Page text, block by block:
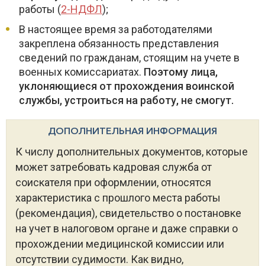
работы (2-НДФЛ);
В настоящее время за работодателями
закреплена обязанность представления
сведений по гражданам, стоящим на учете в
военных комиссариатах. Поэтому лица,
уклоняющиеся от прохождения воинской
службы, устроиться на работу, не смогут.
ДОПОЛНИТЕЛЬНАЯ ИНФОРМАЦИЯ
К числу дополнительных документов, которые
может затребовать кадровая служба от
соискателя при оформлении, относятся
характеристика с прошлого места работы
(рекомендация), свидетельство о постановке
на учет в налоговом органе и даже справки о
прохождении медицинской комиссии или
отсутствии судимости. Как видно,